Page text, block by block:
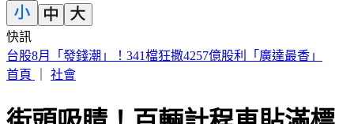
快訊
白海豚颱風上演「海豚跳」 專家：雙眼牆結構引擺動、這兩
天雨最大